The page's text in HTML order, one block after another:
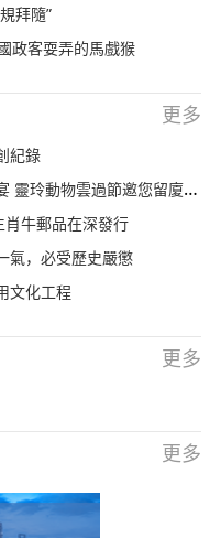
拜隨”
政客耍弄的馬戲猴
更多
紀錄
動物雲過節邀您留廈過新年
肖牛郵品在深發行
氣，必受歷史嚴懲
文化工程
更多
更多